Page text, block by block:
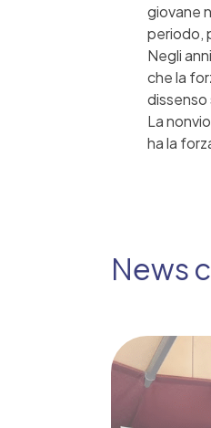
giovane
periodo,
Negli
che la
dissenso
La
ha la
News